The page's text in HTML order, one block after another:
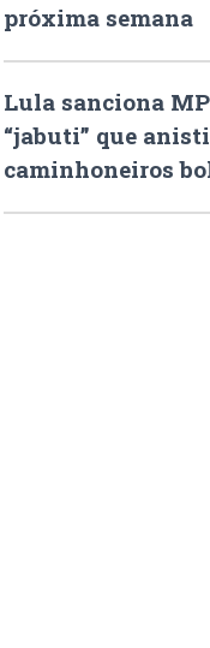
próxima semana
Lula sanciona
“jabuti” que
caminhoneiros